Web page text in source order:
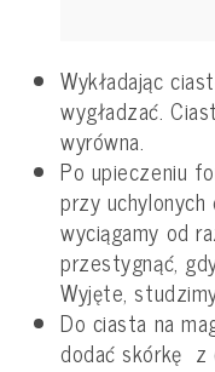
Wykładając
wygładzać.
wyrówna.
Po upieczeniu
przy
wyciągamy od
przestygnąć,
Wyjęte,
Do ciasta na
dodać skórkę z